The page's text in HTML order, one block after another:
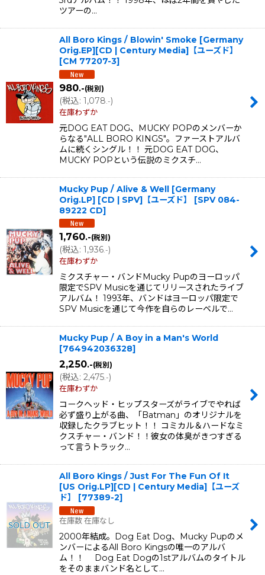
ツアーの…
All Boro Kings / Blowin' Smoke [Germany
Orig.EP][CD | Century Media]【ユーズド】
[CM 77207-3]
980.-(税別)
(税込: 1,078 .-)
在庫わずか
元DOG EAT DOG、MUCKY POPのメンバーか
らなる"ALL BORO KINGS"。ファーストアルバ
ムに続くシングル！！ 元DOG EAT DOG、
MUCKY POPという伝説のミクスチ…
Mucky Pup / Alive & Well [Germany
Orig.LP] [CD | SPV]【ユーズド】
[SPV 084-
89222 CD]
1,760.-(税別)
(税込: 1,936.-)
在庫わずか
ミクスチャー・バンドMucky Pupのヨーロッパ
限定でSPV Musicを通じてリリースされたライブ
アルバム！ 1993年、バンドはヨーロッパ限定で
SPV Musicを通じて今作を自らのレーベルで…
Mucky Pup / A Boy in a Man's World
[764942036328]
2,250.-(税別)
(税込: 2,475.-)
在庫わずか
コークヘッド・ヒップスターズがライブでやれば
必ず盛り上がる曲、「Batman」のオリジナルを
収録したクラブヒット！！ コミカル＆ハードなミ
クスチャー・バンド！！彼女の体臭がきつすぎる
って言うトラック…
All Boro Kings / Just For The Fun Of It
[US Orig.LP][CD | Century Media]【ユーズ
ド】
[77389-2]
在庫数 在庫なし
2000年結成。Dog Eat Dog、Mucky Pupのメ
ンバーによるAll Boro Kingsの唯一のアルバ
ム！！ Dog Eat Dogの1stアルバムのタイトル
をそのままバンド名として…